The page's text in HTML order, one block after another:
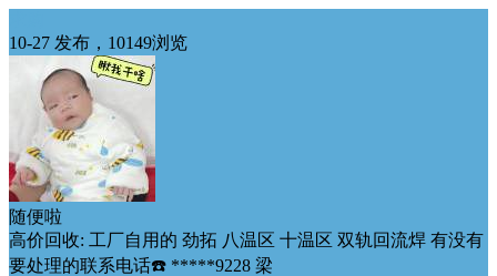
10-27 发布，10149浏览
随便啦
高价回收: 工厂自用的 劲拓 八温区 十温区 双轨回流焊 有没有
要处理的联系电话☎️ *****9228 梁